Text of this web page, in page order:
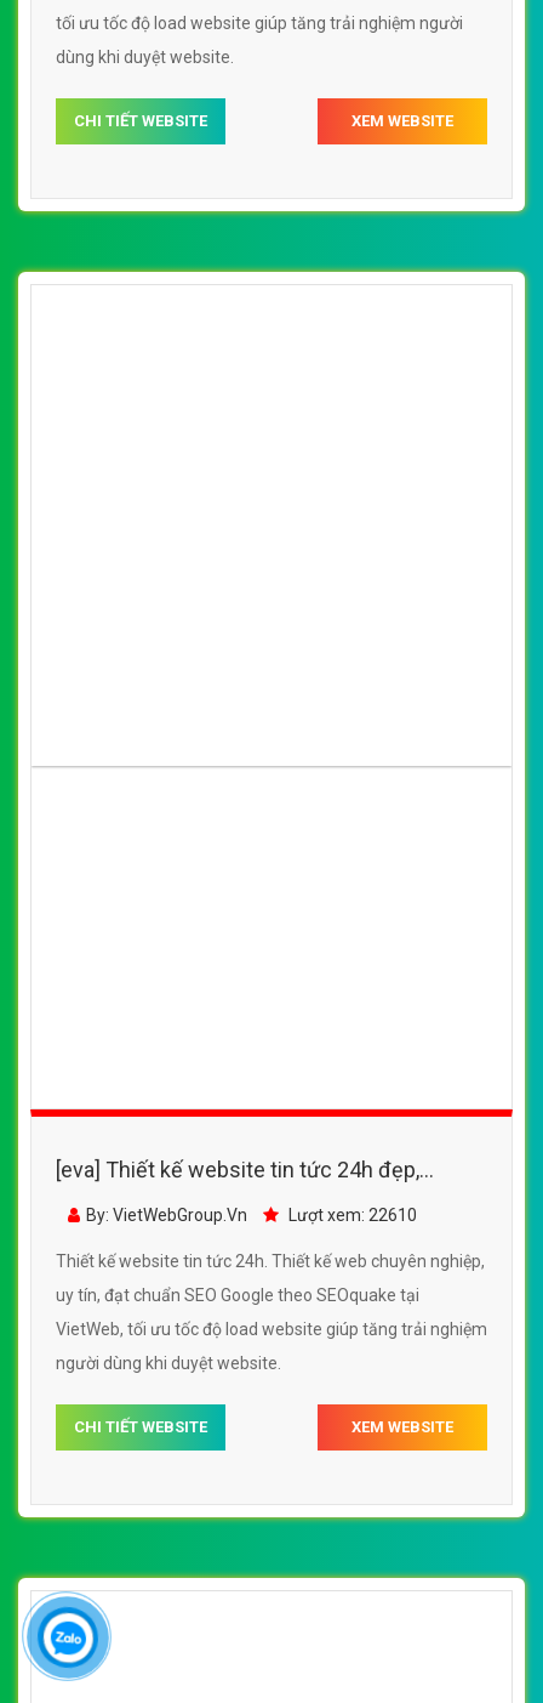
tối ưu tốc độ load website giúp tăng trải nghiệm người
dùng khi duyệt website.
CHI TIẾT WEBSITE XEM WEBSITE
[eva] Thiết kế website tin tức 24h đẹp,
chuyên nghiệp chuẩn SEO
By: VietWebGroup.Vn Lượt xem: 22610
Thiết kế website tin tức 24h. Thiết kế web chuyên nghiệp,
uy tín, đạt chuẩn SEO Google theo SEOquake tại
VietWeb, tối ưu tốc độ load website giúp tăng trải nghiệm
người dùng khi duyệt website.
CHI TIẾT WEBSITE XEM WEBSITE